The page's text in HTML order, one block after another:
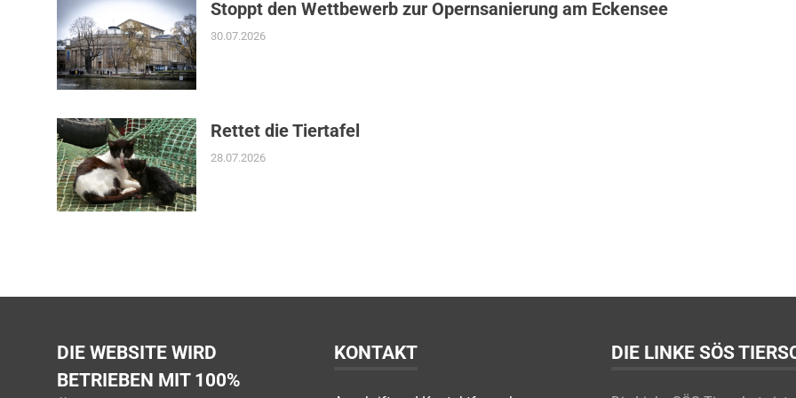
Stoppt den Wettbewerb zur Opernsanierung am Eckensee
30.07.2026
Rettet die Tiertafel
28.07.2026
DIE WEBSITE WIRD
BETRIEBEN MIT 100%
KONTAKT DIE LINKE SÖS